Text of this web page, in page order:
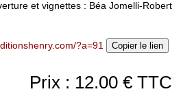
et vignettes : Béa Jomelli-Robert
?a=91 Copier le lien
Prix : 12.00 € TTC